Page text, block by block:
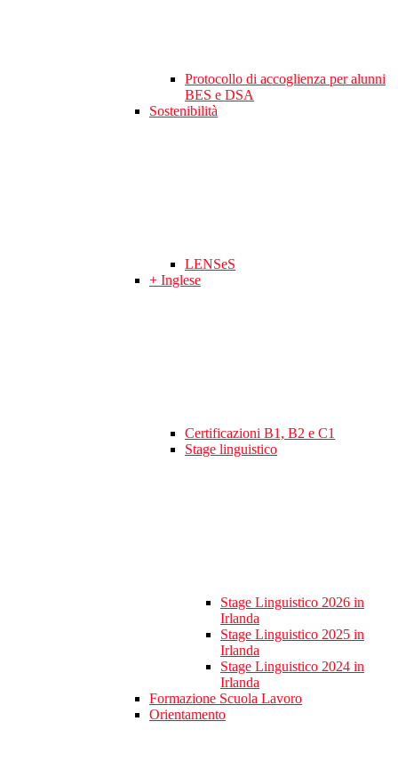
Protocollo di accoglienza per alunni
BES e DSA
Sostenibilità
LENSeS
+ Inglese
Certificazioni B1, B2 e C1
Stage linguistico
Stage Linguistico 2026 in
Irlanda
Stage Linguistico 2025 in
Irlanda
Stage Linguistico 2024 in
Irlanda
Formazione Scuola Lavoro
Orientamento